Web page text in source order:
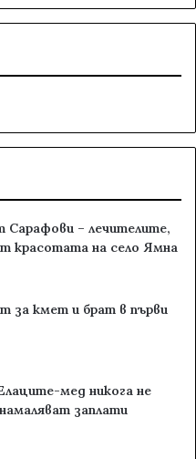
Сарафови – лечителите,
красотата на село Ямна
за кмет и брат в първи
мед никога не
заплати